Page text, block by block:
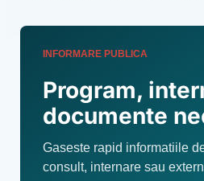
INFORMARE PUBLICA
Program,
documente
Gaseste rapid informatiile
consult, internare sau